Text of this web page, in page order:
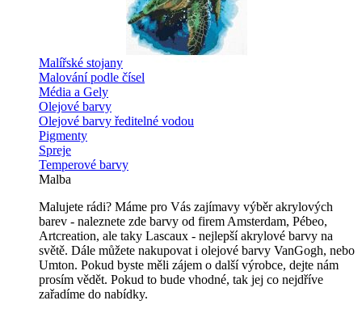
Malířské stojany
Malování podle čísel
Média a Gely
Olejové barvy
Olejové barvy ředitelné vodou
Pigmenty
Spreje
Temperové barvy
Malba
Malujete rádi? Máme pro Vás zajímavy výběr akrylových
barev - naleznete zde barvy od firem Amsterdam, Pébeo,
Artcreation, ale taky Lascaux - nejlepší akrylové barvy na
světě. Dále můžete nakupovat i olejové barvy VanGogh, nebo
Umton. Pokud byste měli zájem o další výrobce, dejte nám
prosím vědět. Pokud to bude vhodné, tak jej co nejdříve
zařadíme do nabídky.